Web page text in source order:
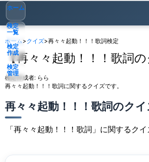
ホーム
検定
一覧
検定
作成
検定
管理
ゲスト ▾
ホーム>クイズ>再々々起動！！！歌詞検定
【再々々起動！！！歌詞
検定作成者: らら
再々々起動！！！歌詞に関するクイズです。
再々々起動！！！歌詞のク
「再々々起動！！！歌詞」に関するク